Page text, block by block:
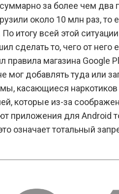
за более чем два
около 10 млн раз, то
итогу всей этой ситуации
сделать то, чего от него
правила магазина Google
мог добавлять туда или
касающиеся
которые из-за
приложения для Android
означает тотальный